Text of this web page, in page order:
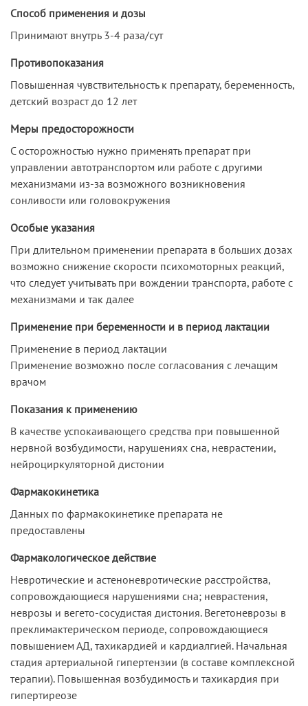
Способ применения и дозы
Принимают внутрь 3-4 раза/сут
Противопоказания
Повышенная чувствительность к препарату, беременность,
детский возраст до 12 лет
Меры предосторожности
С осторожностью нужно применять препарат при
управлении автотранспортом или работе с другими
механизмами из-за возможного возникновения
сонливости или головокружения
Особые указания
При длительном применении препарата в больших дозах
возможно снижение скорости психомоторных реакций,
что следует учитывать при вождении транспорта, работе с
механизмами и так далее
Применение при беременности и в период лактации
Применение в период лактации
Применение возможно после согласования с лечащим
врачом
Показания к применению
В качестве успокаивающего средства при повышенной
нервной возбудимости, нарушениях сна, неврастении,
нейроциркуляторной дистонии
Фармакокинетика
Данных по фармакокинетике препарата не
предоставлены
Фармакологическое действие
Невротические и астеноневротические расстройства,
сопровождающиеся нарушениями сна; неврастения,
неврозы и вегето-сосудистая дистония. Вегетоневрозы в
преклимактерическом периоде, сопровождающиеся
повышением АД, тахикардией и кардиалгией. Начальная
стадия артериальной гипертензии (в составе комплексной
терапии). Повышенная возбудимость и тахикардия при
гипертиреозе